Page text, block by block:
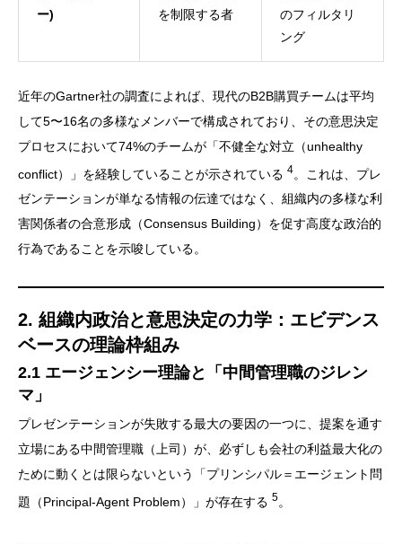
ー)
を制限する者
のフィルタリ
ング
近年のGartner社の調査によれば、現代のB2B購買チームは平均
して5〜16名の多様なメンバーで構成されており、その意思決定
プロセスにおいて74%のチームが「不健全な対立（unhealthy
conflict）」を経験していることが示されている 4。これは、プレ
ゼンテーションが単なる情報の伝達ではなく、組織内の多様な利
害関係者の合意形成（Consensus Building）を促す高度な政治的
行為であることを示唆している。
2. 組織内政治と意思決定の力学：エビデンス
ベースの理論枠組み
2.1 エージェンシー理論と「中間管理職のジレン
マ」
プレゼンテーションが失敗する最大の要因の一つに、提案を通す
立場にある中間管理職（上司）が、必ずしも会社の利益最大化の
ために動くとは限らないという「プリンシパル＝エージェント問
題（Principal-Agent Problem）」が存在する 5。